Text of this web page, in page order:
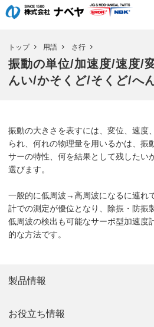
トップ 用語 さ行
振動の単位/加速度/速度/
んい/かそくど/そくど/へん
振動の大きさを表すには、変位、速度
られ、何れの物理量を用いるかは、振
サーの特性、何を結果として残したい
選びます。
一般的に低周波→高周波になるに連
計での測定が優位となり、除振・防振
低周波の検出も可能なサーボ型加速度
的な方法です。
製品情報
お役立ち情報